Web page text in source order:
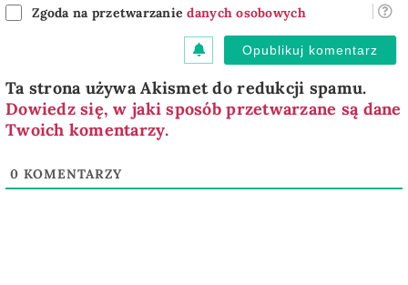
Zgoda na przetwarzaniedanych osobowych
Ta strona używa Akismet do redukcji spamu.
Dowiedz się, w jaki sposób przetwarzane są dane
Twoich komentarzy.
0 KOMENTARZY